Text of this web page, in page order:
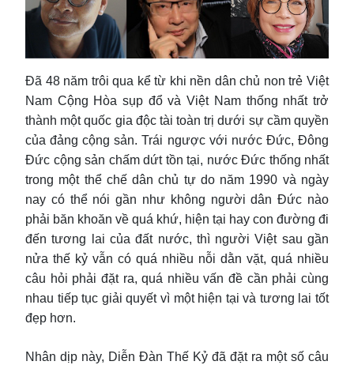
Đã 48 năm trôi qua kể từ khi nền dân chủ non trẻ Việt
Nam Cộng Hòa sụp đổ và Việt Nam thống nhất trở
thành một quốc gia độc tài toàn trị dưới sự cầm quyền
của đảng cộng sản. Trái ngược với nước Đức, Đông
Đức cộng sản chấm dứt tồn tại, nước Đức thống nhất
trong một thể chế dân chủ tự do năm 1990 và ngày
nay có thể nói gần như không người dân Đức nào
phải băn khoăn về quá khứ, hiện tại hay con đường đi
đến tương lai của đất nước, thì người Việt sau gần
nửa thế kỷ vẫn có quá nhiều nỗi dằn vặt, quá nhiều
câu hỏi phải đặt ra, quá nhiều vấn đề cần phải cùng
nhau tiếp tục giải quyết vì một hiện tại và tương lai tốt
đẹp hơn.
Nhân dịp này, Diễn Đàn Thế Kỷ đã đặt ra một số câu